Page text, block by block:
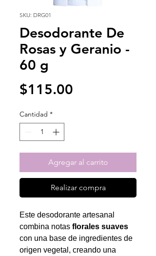
SKU: DRG01
Desodorante De
Rosas y Geranio -
60 g
$115.00
Cantidad *
Agregar al carrito
Realizar compra
Este desodorante artesanal
combina notas florales suaves
con una base de ingredientes de
origen vegetal, creando una